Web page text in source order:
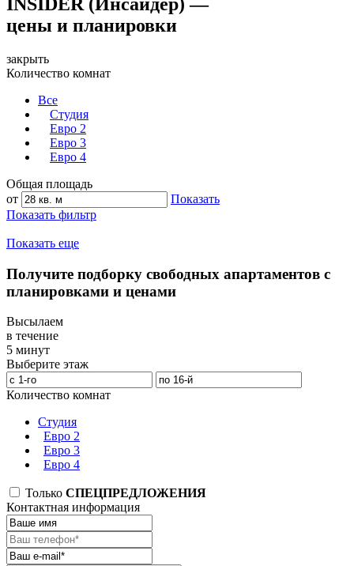
цены и планировки
закрыть
Количество комнат
Все
Студия
Евро 2
Евро 3
Евро 4
Общая площадь
от
Показать
Показать фильтр
Показать еще
Получите подборку свободных апартаментов с
планировками и ценами
Высылаем
в течение
5 минут
Выберите этаж
Количество комнат
Студия
Евро 2
Евро 3
Евро 4
Только СПЕЦПРЕДЛОЖЕНИЯ
Контактная информация